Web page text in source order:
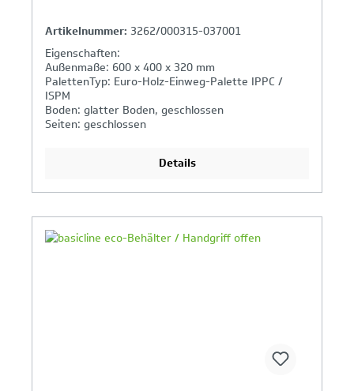
Artikelnummer: 3262/000315-037001
Eigenschaften:
Außenmaße: 600 x 400 x 320 mm
PalettenTyp: Euro-Holz-Einweg-Palette IPPC /
ISPM
Boden: glatter Boden, geschlossen
Seiten: geschlossen
Details
Ihr Produktvergleich ist voll